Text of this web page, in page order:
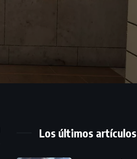
Los últimos artículos